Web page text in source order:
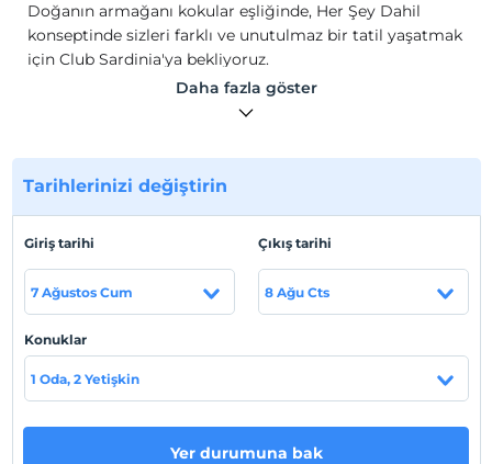
Doğanın armağanı kokular eşliğinde, Her Şey Dahil
konseptinde sizleri farklı ve unutulmaz bir tatil yaşatmak
için Club Sardinia'ya bekliyoruz.
Havuz ve deniz eğlencesinin yanında özel
animasyonlarımız misafirlerimizin hizmetindedir.
mevcuttur ve kullanımınıza açıktır.
Club Sardinia güzel kokular eşliğinde, farklı lezzet
seçeneklerine ulaşabileceğiniz deneyimli mutfağıyla
misafirlerini karşılıyor…
Açık büfede kahvaltı, geç kahvaltı, öğle yemeği ve akşam
yemeği seçeneklerimiz mevcuttur. Bunlar dışında günün
belirli saatlerinde havuz başında sizler eğlenirken veya
dinlenirken snack büfesindeki atıştırmalık ve
aperatiflerimizden tadabilirsiniz
Tesis lokasyon bilgileri
Daha fazla göster
Tarihlerinizi değiştirin
Giriş tarihi
7 Ağustos Cum
Çıkış tarihi
8 Ağu Cts
Konuklar
1 Oda, 2 Yetişkin
Yer durumuna bak